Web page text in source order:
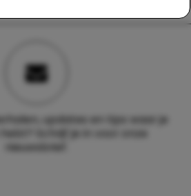
updates en tips waar je
Schrijf je in voor onze
nieuwsbrief.